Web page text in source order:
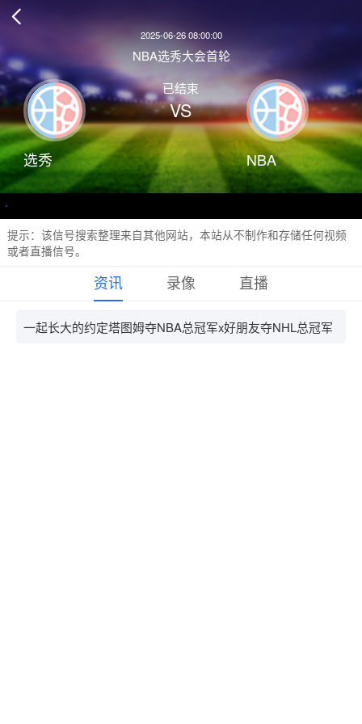

2025-06-26 08:00:00
NBA选秀大会首轮
选秀
已结束
VS
NBA
提示：该信号搜索整理来自其他网站，本站从不制作和存储任何视频
或者直播信号。
资讯 录像 直播
一起长大的约定塔图姆夺NBA总冠军x好朋友夺NHL总冠军